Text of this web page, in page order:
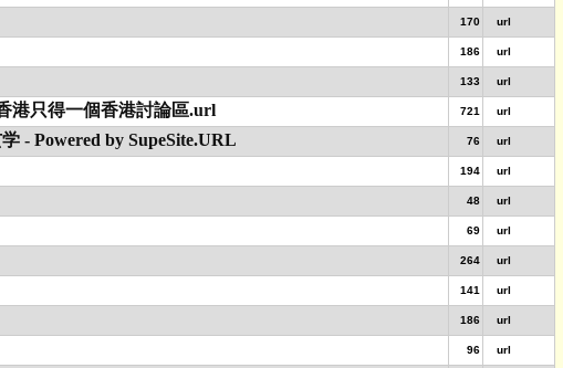
170 url
186 url
133 url
得一個香港討論區.url 721 url
- Powered by SupeSite.URL 76 url
194 url
48 url
69 url
264 url
141 url
186 url
96 url